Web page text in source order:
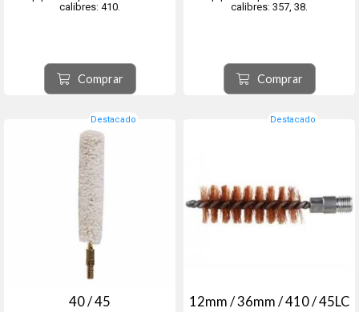
calibres: 410.
Comprar
calibres: 357, 38.
Comprar
Destacado
40 / 45
Destacado
12mm / 36mm / 410 / 45LC